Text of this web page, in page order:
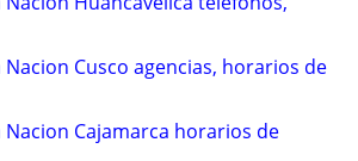
Nacion Cusco agencias, horarios de
Nacion Cajamarca horarios de